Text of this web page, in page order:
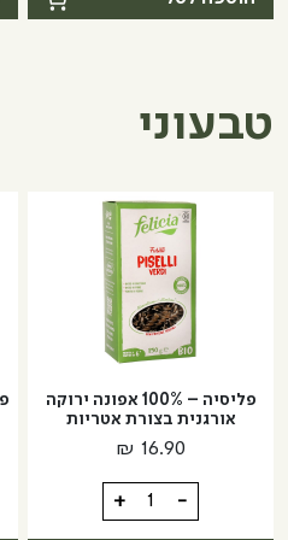
עם
טבעוני
פליסיה – 100% אפונה ירוקה
אורגנית בצורת אטריות
₪ 16.90
-
כמות
של
+